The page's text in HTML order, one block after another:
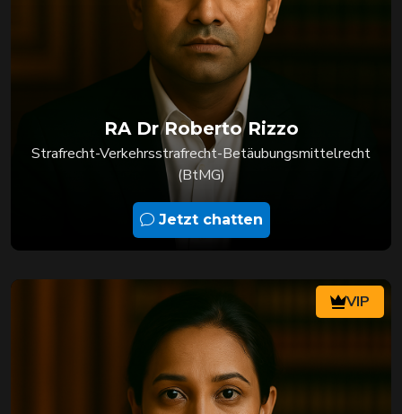
RA Dr Roberto Rizzo
Strafrecht-Verkehrsstrafrecht-Betäubungsmittelrecht
(BtMG)
Jetzt chatten
VIP